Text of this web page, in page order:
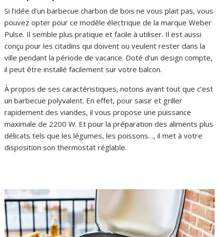
Si l’idée d’un barbecue charbon de bois ne vous plait pas, vous
pouvez opter pour ce modèle électrique de la marque Weber
Pulse. Il semble plus pratique et facile à utiliser. Il est aussi
conçu pour les citadins qui doivent ou veulent rester dans la
ville pendant la période de vacance. Doté d’un design compte,
il peut être installé facilement sur votre balcon.
À propos de ses caractéristiques, notons avant tout que c’est
un barbecue polyvalent. En effet, pour saisir et griller
rapidement des viandes, il vous propose une puissance
maximale de 2200 W. Et pour la préparation des aliments plus
délicats tels que les légumes, les poissons…, il met à votre
disposition son thermostat réglable.